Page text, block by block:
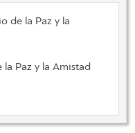
de la Paz y la
la Paz y la Amistad